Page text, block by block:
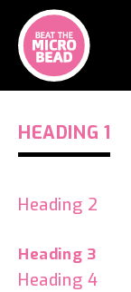
content
HEADING 1
Heading 2
Heading 3
Heading 4